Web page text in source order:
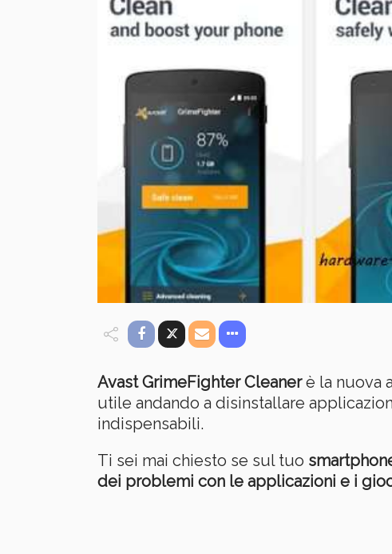
Avast GrimeFighter Cleanerè la nuova
utile andando a disinstallare
indispensabili.
Ti sei mai chiesto se sul tuo
dei problemi con le applicazioni e i